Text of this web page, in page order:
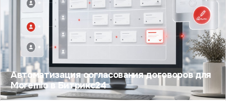
Автоматизация согласования договоров для
Moremio в Битрикс24